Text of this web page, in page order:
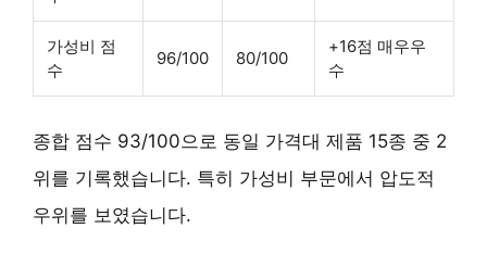
가성비 점
수
96/100 80/100
+16점 매우우
수
종합 점수 93/100으로 동일 가격대 제품 15종 중 2
위를 기록했습니다. 특히 가성비 부문에서 압도적
우위를 보였습니다.